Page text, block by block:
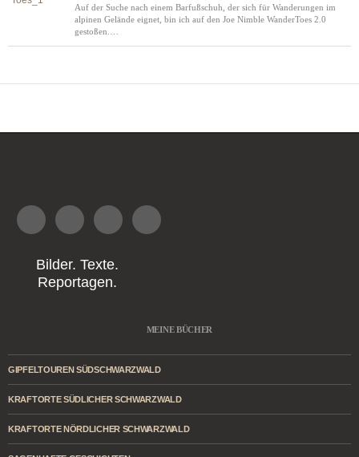
Auf der Suche nach einem Barfußschuh, der sich für Wanderungen im
alpinen Gelände eignet, bin ich auf den Joe Nimble WanderToes 2.0
gestoßen.…
Bilder. Texte.
Reportagen.
MEINE BÜCHER
GIPFELTOUREN SÜDSCHWARZWALD
KRAFTORTE SÜDLICHER SCHWARZWALD
KRAFTORTE NÖRDLICHER SCHWARZWALD